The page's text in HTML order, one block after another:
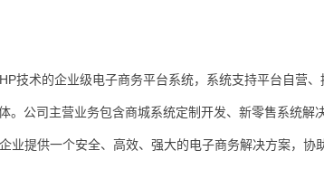
技术的企业级电子商务平台系统，系统支持平台自营、
公司主营业务包含商城系统定制开发、新零售系统解决
业提供一个安全、高效、强大的电子商务解决方案，协